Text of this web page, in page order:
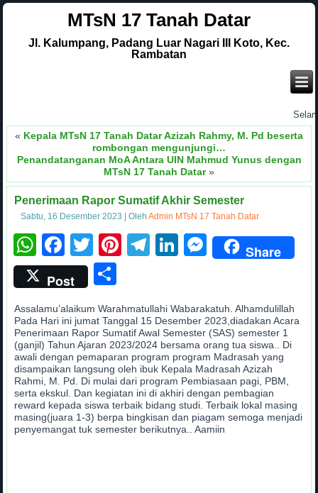
MTsN 17 Tanah Datar
Jl. Kalumpang, Padang Luar Nagari III Koto, Kec.
Rambatan
« Kepala MTsN 17 Tanah Datar Azizah Rahmy, M. Pd beserta
rombongan mengunjungi…
Penandatanganan MoA Antara UIN Mahmud Yunus dengan
MTsN 17 Tanah Datar»
Penerimaan Rapor Sumatif Akhir Semester
Sabtu, 16 Desember 2023 |Oleh Admin MTsN 17 Tanah Datar
WhatsApp
Facebook
Twitter
Pinterest
Telegram
LinkedIn
Share
Post
Assalamu’alaikum Warahmatullahi Wabarakatuh. Alhamdulillah
Pada Hari ini jumat Tanggal 15 Desember 2023,diadakan Acara
Penerimaan Rapor Sumatif Awal Semester (SAS) semester 1
(ganjil) Tahun Ajaran 2023/2024 bersama orang tua siswa.. Di
awali dengan pemaparan program program Madrasah yang
disampaikan langsung oleh ibuk Kepala Madrasah Azizah
Rahmi, M. Pd. Di mulai dari program Pembiasaan pagi, PBM,
serta ekskul. Dan kegiatan ini di akhiri dengan pembagian
reward kepada siswa terbaik bidang studi. Terbaik lokal masing
masing(juara 1-3) berpa bingkisan dan piagam semoga menjadi
penyemangat tuk semester berikutnya.. Aamiin